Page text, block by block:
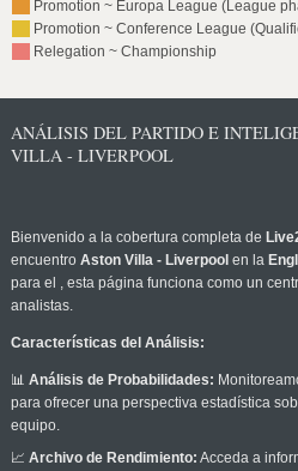
Promotion ~ Europa League (League
Promotion ~ Conference League
Relegation ~ Championship
ANÁLISIS DEL PARTIDO E
VILLA - LIVERPOOL
Bienvenido a la cobertura completa de
encuentro Aston Villa - Liverpool en la
para el , esta página funciona como un
analistas.
Características del Análisis:
📊 Análisis de Probabilidades:
para ofrecer una perspectiva estadística
equipo.
📈 Archivo de Rendimiento: Acceda a